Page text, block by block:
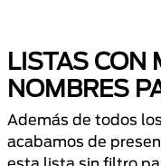
LISTAS CON
NOMBRES
Además de todos
acabamos de